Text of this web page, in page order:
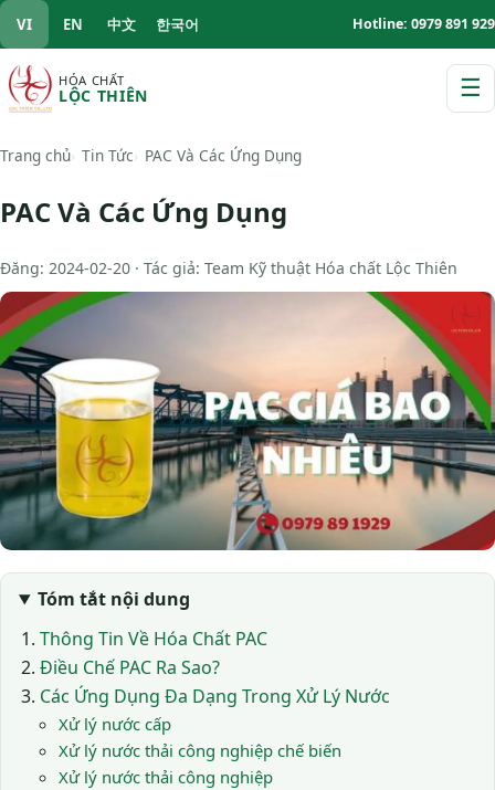
VI EN 中文 한국어 Hotline: 0979 891 929
HÓA CHẤT
LỘC THIÊN ☰
Trang chủ Tin Tức PAC Và Các Ứng Dụng
PAC Và Các Ứng Dụng
Đăng: 2024-02-20 · Tác giả: Team Kỹ thuật Hóa chất Lộc Thiên
Tóm tắt nội dung
Thông Tin Về Hóa Chất PAC
Điều Chế PAC Ra Sao?
Các Ứng Dụng Đa Dạng Trong Xử Lý Nước
Xử lý nước cấp
Xử lý nước thải công nghiệp chế biến
Xử lý nước thải công nghiệp